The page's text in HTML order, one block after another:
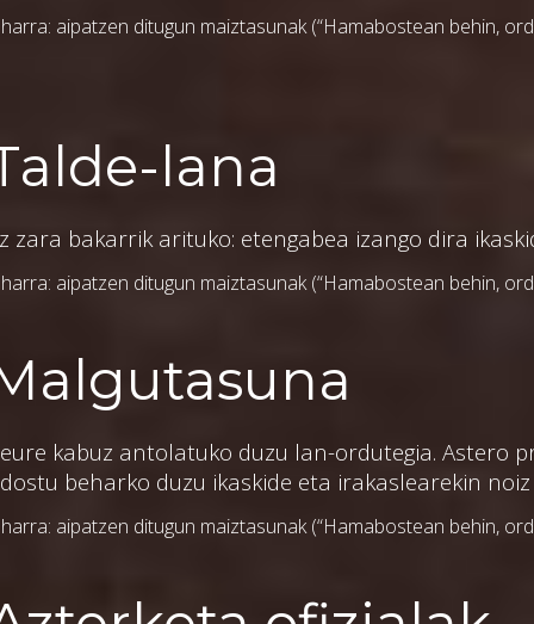
aipatzen ditugun maiztasunak (“Hamabostean behin,
lana
zara bakarrik arituko: etengabea izango dira
aipatzen ditugun maiztasunak (“Hamabostean behin,
kabuz antolatuko duzu lan-ordutegia. Astero
beharko duzu ikaskide eta irakaslearekin
aipatzen ditugun maiztasunak (“Hamabostean behin,